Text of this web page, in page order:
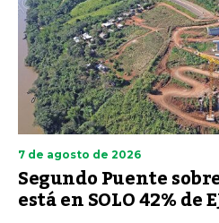
7 de agosto de 2026
Segundo Puente
está en SOLO 42% de